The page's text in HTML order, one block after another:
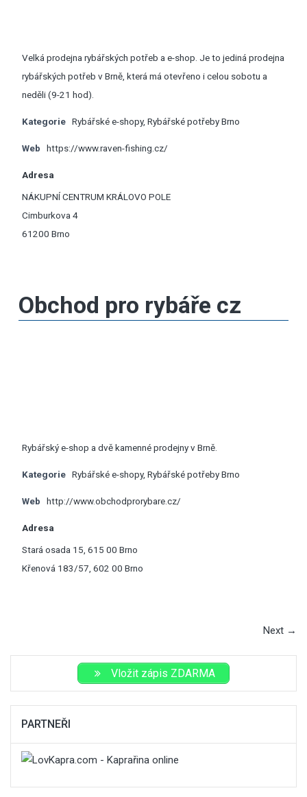
Velká prodejna rybářských potřeb a e-shop. Je to jediná prodejna
rybářských potřeb v Brně, která má otevřeno i celou sobotu a
neděli (9-21 hod).
Kategorie Rybářské e-shopy, Rybářské potřeby Brno
Web https://www.raven-fishing.cz/
Adresa
NÁKUPNÍ CENTRUM KRÁLOVO POLE
Cimburkova 4
61200 Brno
Obchod pro rybáře cz
Rybářský e-shop a dvě kamenné prodejny v Brně.
Kategorie Rybářské e-shopy, Rybářské potřeby Brno
Web http://www.obchodprorybare.cz/
Adresa
Stará osada 15, 615 00 Brno
Křenová 183/57, 602 00 Brno
Next →
Vložit zápis ZDARMA
PARTNEŘI